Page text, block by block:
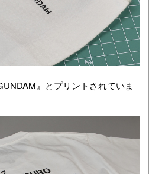
』とプリントされていま